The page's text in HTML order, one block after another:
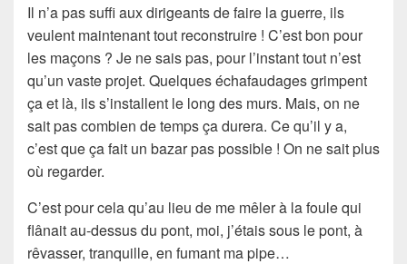
Il n’a pas suffi aux dirigeants de faire la guerre, ils
veulent maintenant tout reconstruire ! C’est bon pour
les maçons ? Je ne sais pas, pour l’instant tout n’est
qu’un vaste projet. Quelques échafaudages grimpent
ça et là, ils s’installent le long des murs. Mais, on ne
sait pas combien de temps ça durera. Ce qu’il y a,
c’est que ça fait un bazar pas possible ! On ne sait plus
où regarder.
C’est pour cela qu’au lieu de me mêler à la foule qui
flânait au-dessus du pont, moi, j’étais sous le pont, à
rêvasser, tranquille, en fumant ma pipe…